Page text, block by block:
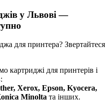
у Львові —
для принтера? Звертайтеся
картриджі для принтерів і
Xerox, Epson, Kyocera,
Minolta та інших.